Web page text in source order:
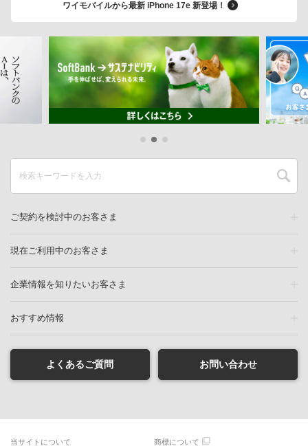
ワイモバイルから最新 iPhone 17e 新登場！
ご契約を検討中のお客さま
現在ご利用中のお客さま
企業情報を知りたいお客さま
おすすめ情報
よくあるご質問 お問い合わせ
当サイトについて 商標について